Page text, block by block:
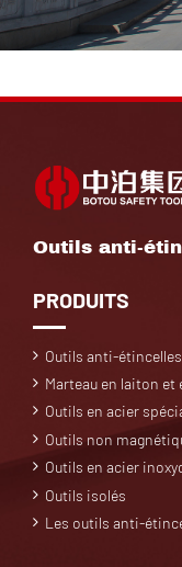
Outils anti-
PRODUITS
Outils anti-étincelles
Marteau en laiton et
Outils en acier
Outils non
Outils en acier
Outils isolés
Les outils anti-